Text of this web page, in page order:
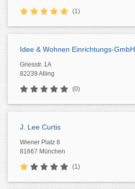
(1)
Idee & Wohnen Einrichtungs-GmbH
Griesstr. 1A
82239 Alling
(0)
J. Lee Curtis
Wiener Platz 8
81667 München
(1)